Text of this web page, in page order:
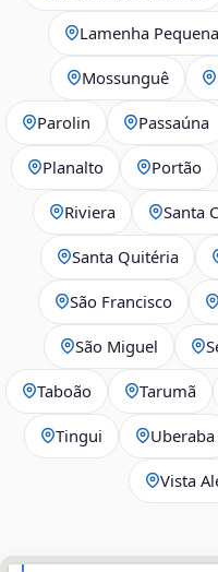
Lamenha Pequena
Mossunguê
Parolin Passaúna
Planalto Portão
Riviera Santa
Santa Quitéria
São Francisco
São Miguel
Taboão Tarumã
Tingui Uberaba
Vista